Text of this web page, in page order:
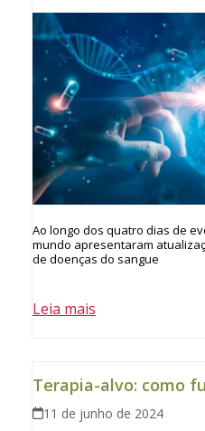
Ao longo dos quatro dias de
mundo apresentaram
de doenças do sangue
Leia mais
Terapia-alvo: como
11 de junho de 2024